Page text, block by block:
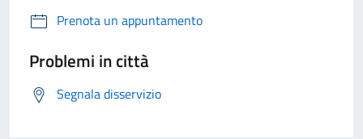
Prenota un appuntamento
Problemi in città
Segnala disservizio